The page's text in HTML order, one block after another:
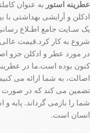
عطرینه استور به عنوان
یک سـایت جامع اطـلاع
شروع به کار کرد.قیمت عالی
در مورد عطر و ادکلن جزو
کنون بوده است.ما در
اصالت، به شما ارائه می
تضمین می کند که در صورت
شما را بازمی گرداند. پایه
انسان است.